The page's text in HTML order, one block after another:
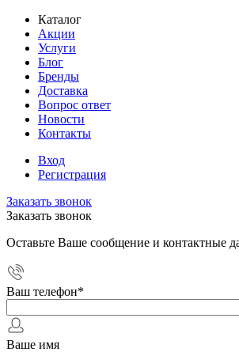
Каталог
Акции
Услуги
Блог
Бренды
Доставка
Вопрос ответ
Новости
Контакты
Вход
Регистрация
Заказать звонок
Заказать звонок
Оставьте Ваше сообщение и контактные
Ваш телефон*
Ваше имя